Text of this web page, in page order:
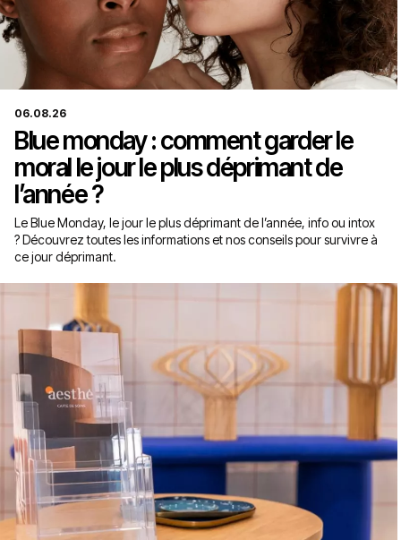
Blue monday : comment garder le
moral le jour le plus déprimant de
l’année ?
06.08.26
Le Blue Monday, le jour le plus déprimant de l’année, info ou intox
? Découvrez toutes les informations et nos conseils pour survivre à
ce jour déprimant.